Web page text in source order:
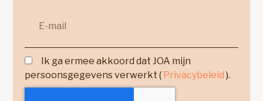
Ik ga ermee akkoord dat JOA mijn
persoonsgegevens verwerkt ( Privacybeleid ).